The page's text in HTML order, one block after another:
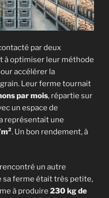
par deux
à optimiser leur méthode
accélérer la
Leur ferme tournait
par mois, répartie sur
un espace de
représentait une
. Un bon rendement, à
un autre
sa ferme était très petite,
à produire 230 kg de